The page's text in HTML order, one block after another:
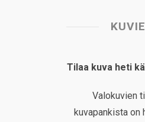
Tilaa kuva heti
Valokuvien
kuvapankista on